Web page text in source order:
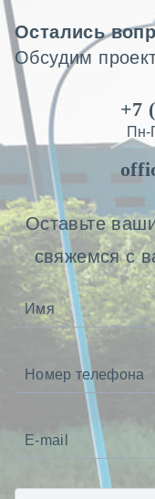
Остались
Обсудим
+7
Пн-
Оставьте
свяжемся с